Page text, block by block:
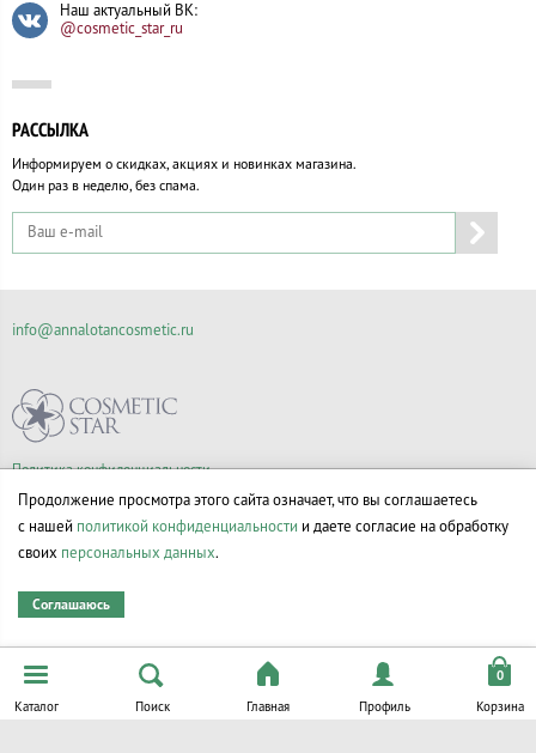
Наш актуальный ВК:
@cosmetic_star_ru
РАССЫЛКА
Информируем о скидках, акциях и новинках магазина.
Один раз в неделю, без спама.
Политика конфиденциальности
Правила продажи товаров
Согласие на обработку персональных данных
info@annalotancosmetic.ru
© Все права на товарные знаки принадлежат их законным владельцам.
Каталог Поиск Главная Профиль Корзина
Продолжение просмотра этого сайта означает, что вы соглашаетесь
с нашей политикой конфиденциальности и даете согласие на обработку
своих персональных данных.
Соглашаюсь